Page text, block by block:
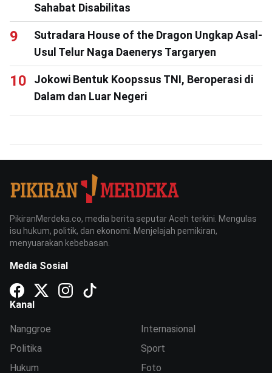
Sahabat Disabilitas
Sutradara House of the Dragon Ungkap Asal-
Usul Telur Naga Daenerys Targaryen
Jokowi Bentuk Koopssus TNI, Beroperasi di
Dalam dan Luar Negeri
PikiranMerdeka.co, media berita seputar Aceh terkini. Mengulas
isu hukum, politik, dan ekonomi. Menjelajah pemikiran,
menyuarakan kebebasan.
Media Sosial
Kanal
Nanggroe
Politika
Hukum
Internasional
Sport
Foto